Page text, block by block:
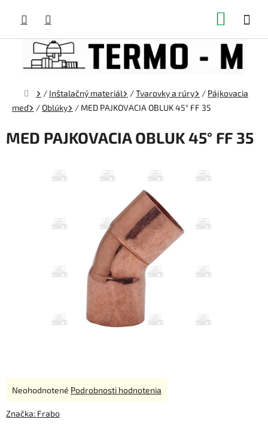
obsah
Domov
/ Inštalačný materiál /Tvarovky a rúry / Pájkovacia
meď
/Oblúky / MED PAJKOVACIA OBLUK 45° FF 35
MED PAJKOVACIA OBLUK 45° FF 35
Priemerné
produktu
Neohodnotené Podrobnosti hodnotenia
Značka: Frabo